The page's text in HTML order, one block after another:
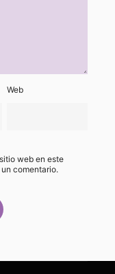
Web
web en este
comentario.